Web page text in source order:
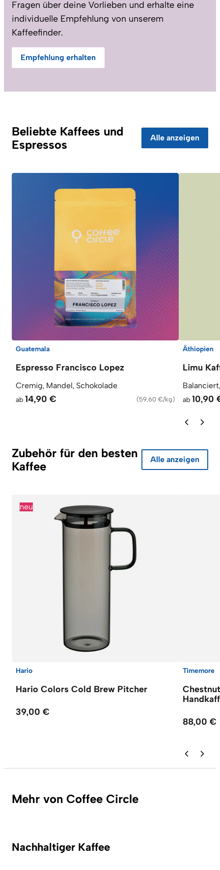
Fragen über deine Vorlieben und erhalte eine
individuelle Empfehlung von unserem
Kaffeefinder.
Empfehlung erhalten
Beliebte Kaffees und
Espressos
Alle anzeigen
Guatemala
Espresso Francisco Lopez
Cremig, Mandel, Schokolade
ab 14,90 € (59,60 €/kg)
Äthiopien
Limu
ab 10,90
Zubehör für den besten
Kaffee
Alle anzeigen
neu
Hario
Hario Colors Cold Brew Pitcher
39,00 €
Timemore
88,00 €
Mehr von Coffee Circle
Nachhaltiger Kaffee